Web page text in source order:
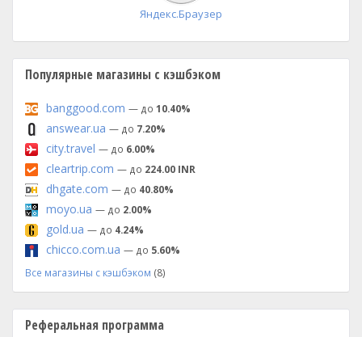
Яндекс.Браузер
Популярные магазины с кэшбэком
banggood.com — до 10.40%
answear.ua — до 7.20%
city.travel — до 6.00%
cleartrip.com — до 224.00 INR
dhgate.com — до 40.80%
moyo.ua — до 2.00%
gold.ua — до 4.24%
chicco.com.ua — до 5.60%
Все магазины с кэшбэком (8)
Реферальная программа